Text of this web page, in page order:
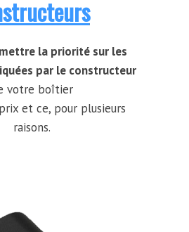
la priorité sur les
par le constructeur
votre boîtier
et ce, pour plusieurs
raisons.